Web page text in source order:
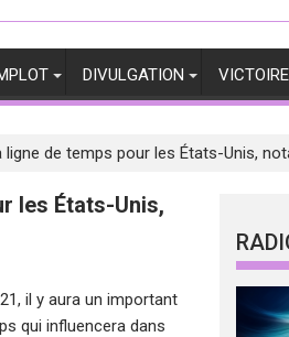
DIVULGATION
de temps pour les États-Unis,
les États-Unis,
il y aura un important
qui influencera dans